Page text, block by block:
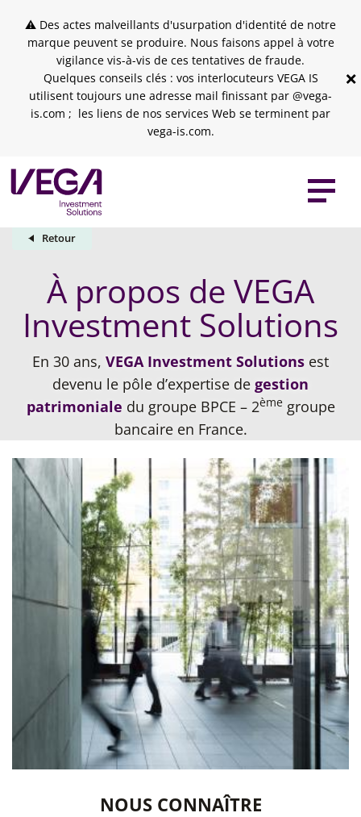
⚠ Des actes malveillants d'usurpation d'identité de notre
marque peuvent se produire. Nous faisons appel à votre
vigilance vis-à-vis de ces tentatives de fraude.
Quelques conseils clés : vos interlocuteurs VEGA IS
utilisent toujours une adresse mail finissant par @vega-
is.com ; les liens de nos services Web se terminent par
vega-is.com.
×
Retour
À propos de VEGA
Investment Solutions
En 30 ans, VEGA Investment Solutions est
devenu le pôle d’expertise de gestion
patrimoniale du groupe BPCE – 2èmegroupe
bancaire en France.
NOUS CONNAÎTRE